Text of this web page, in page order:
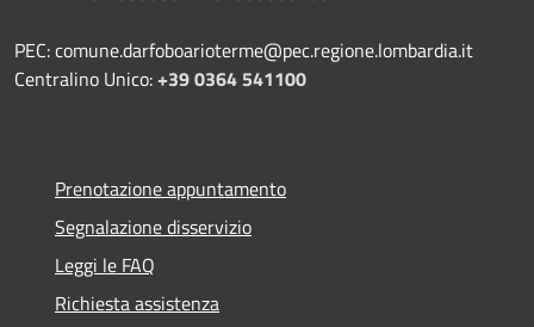
PEC: comune.darfoboarioterme@pec.regione.lombardia.it
Centralino Unico:+39 0364 541100
Prenotazione appuntamento
Segnalazione disservizio
Leggi le FAQ
Richiesta assistenza